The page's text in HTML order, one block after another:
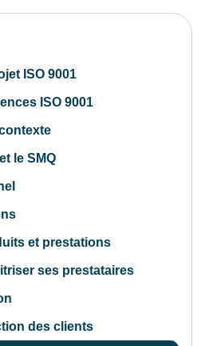
ISO 9001
ISO 9001
le SMQ
et prestations
ses prestataires
des clients